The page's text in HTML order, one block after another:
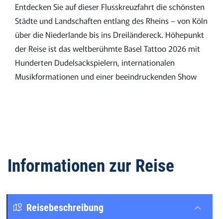
Entdecken Sie auf dieser Flusskreuzfahrt die schönsten
Städte und Landschaften entlang des Rheins – von Köln
über die Niederlande bis ins Dreiländereck. Höhepunkt
der Reise ist das weltberühmte Basel Tattoo 2026 mit
Hunderten Dudelsackspielern, internationalen
Musikformationen und einer beeindruckenden Show
Informationen zur Reise
Reisebeschreibung